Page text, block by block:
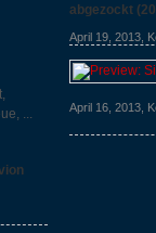
...
abgezockt
April 19, 2013,
April 16, 2013,